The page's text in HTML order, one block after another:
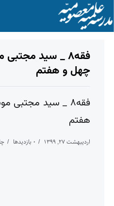
فقه۸ _ سید
چهل و هفتم
فقه۸ _ سید
هفتم
اردیبهشت ۲۷, ۱۳۹۹ ۰ بازدیدها